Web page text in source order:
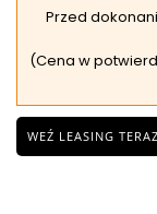
Przed
(Cena w
WEŹ LEASING TERAZ